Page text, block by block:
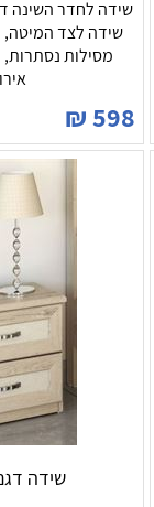
שידה לצד המיטה,
מסילות נסתרות,
598
₪
שידה